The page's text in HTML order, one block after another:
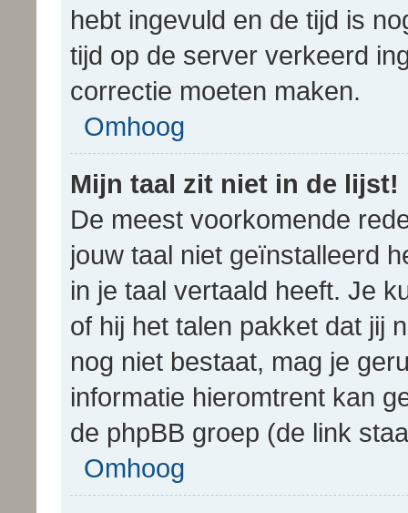
hebt ingevuld en de tijd is
tijd op de server verkeerd
correctie moeten maken.
Omhoog
Mijn taal zit niet in de lijst!
De meest voorkomende
jouw taal niet geïnstalleerd
in je taal vertaald heeft. Je
of hij het talen pakket dat jij
nog niet bestaat, mag je
informatie hieromtrent kan
de phpBB groep (de link
Omhoog